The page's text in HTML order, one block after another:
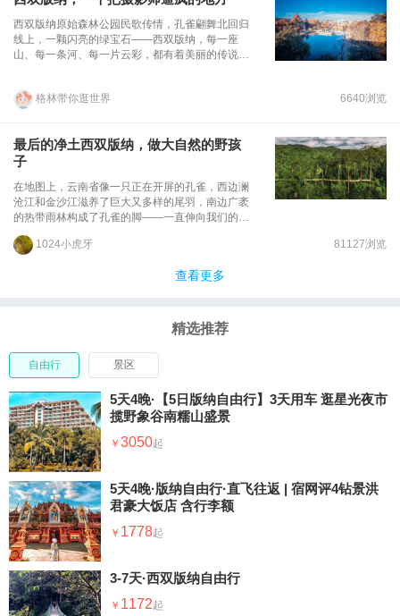
西双版纳原始森林公园民歌传情，孔雀翩舞北回归
线上，一颗闪亮的绿宝石——西双版纳，每一座
山、每一条河、每一片云彩，都有着美丽的传说。
格林带你逛世界
6640浏览
最后的净土西双版纳，做大自然的野孩
子
在地图上，云南省像一只正在开屏的孔雀，西边澜
沧江和金沙江滋养了巨大又多样的尾羽，南边广袤
的热带雨林构成了孔雀的脚——一直伸向我们的邻
傣族千年生活
1024小虎牙 81127浏览
查看更多
精选推荐
自由行 景区
5天4晚·【5日版纳自由行】3天用车 逛星光夜市
揽野象谷南糯山盛景
3050
5天4晚·版纳自由行·直飞往返 | 宿网评4钻景洪
君豪大饭店 含行李额
1778
3-7天·西双版纳自由行
1172